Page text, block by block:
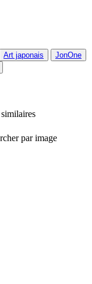
Art japonais
JonOne
par image